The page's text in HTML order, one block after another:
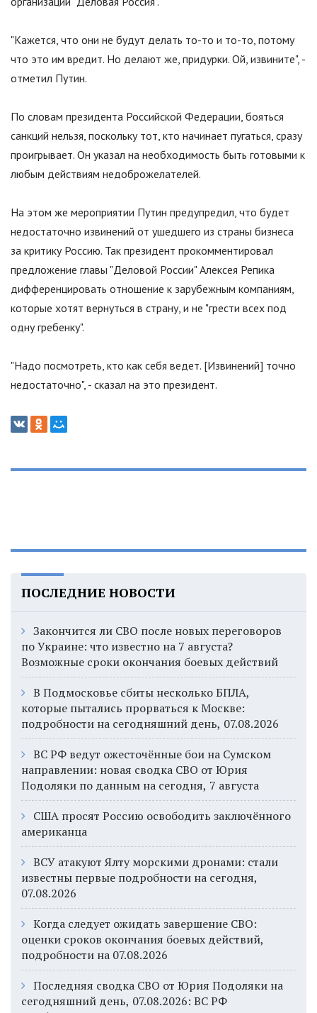
"Кажется, что они не будут делать то-то и то-то, потому
что это им вредит. Но делают же, придурки. Ой, извините", -
отметил Путин.
По словам президента Российской Федерации, бояться
санкций нельзя, поскольку тот, кто начинает пугаться, сразу
проигрывает. Он указал на необходимость быть готовыми к
любым действиям недоброжелателей.
На этом же мероприятии Путин предупредил, что будет
недостаточно извинений от ушедшего из страны бизнеса
за критику Россию. Так президент прокомментировал
предложение главы "Деловой России"Алексея Репика
дифференцировать отношение к зарубежным компаниям,
которые хотят вернуться в страну, и не "грести всех под
одну гребенку".
"Надо посмотреть, кто как себя ведет. [Извинений] точно
недостаточно", - сказал на это президент.
ПОСЛЕДНИЕ НОВОСТИ
Закончится ли СВО после новых переговоров
по Украине: что известно на 7 августа?
Возможные сроки окончания боевых действий
В Подмосковье сбиты несколько БПЛА,
которые пытались прорваться к Москве:
подробности на сегодняшний день, 07.08.2026
ВС РФ ведут ожесточённые бои на Сумском
направлении: новая сводка СВО от Юрия
Подоляки по данным на сегодня, 7 августа
США просят Россию освободить заключённого
американца
ВСУ атакуют Ялту морскими дронами: стали
известны первые подробности на сегодня,
07.08.2026
Когда следует ожидать завершение СВО:
оценки сроков окончания боевых действий,
подробности на 07.08.2026
Последняя сводка СВО от Юрия Подоляки на
сегодняшний день, 07.08.2026: ВС РФ